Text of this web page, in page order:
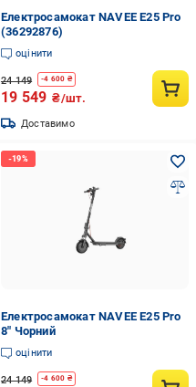
Електросамокат NAVEE E25 Pro
(36292876)
оцінити
24 149 -4 600 ₴
19 549 ₴/шт.
Доставимо
Електросамокат NAVEE E25 Pro
8" Чорний
оцінити
24 149 -4 600 ₴